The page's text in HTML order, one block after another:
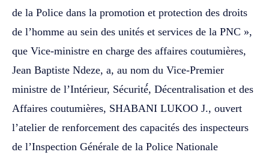
de la Police dans la promotion et protection des droits
de l’homme au sein des unités et services de la PNC »,
que Vice-ministre en charge des affaires coutumières,
Jean Baptiste Ndeze, a, au nom du Vice-Premier
ministre de l’Intérieur, Sécurité́, Décentralisation et des
Affaires coutumières, SHABANI LUKOO J., ouvert
l’atelier de renforcement des capacités des inspecteurs
de l’Inspection Générale de la Police Nationale